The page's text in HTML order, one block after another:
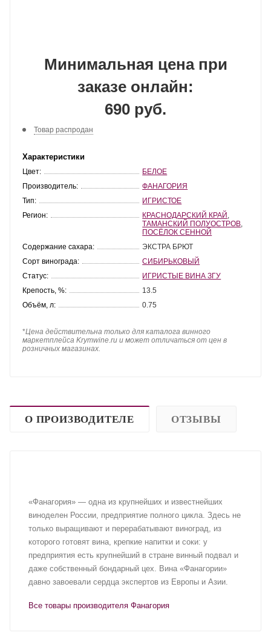
Минимальная цена при
заказе онлайн:
690 руб.
Товар распродан
Характеристики
Цвет:
БЕЛОЕ
Производитель:
ФАНАГОРИЯ
Тип:
ИГРИСТОЕ
Регион:
КРАСНОДАРСКИЙ КРАЙ
ТАМАНСКИЙ ПОЛУОСТРОВ
ПОСЁЛОК СЕННОЙ
Содержание сахара:
ЭКСТРА БРЮТ
Сорт винограда:
СИБИРЬКОВЫЙ
Статус:
ИГРИСТЫЕ ВИНА ЗГУ
Крепость, %:
13.5
Объём, л:
0.75
*Цена действительна только для каталога винного
маркетплейса Krymwine.ru и может отличаться от цен в
розничных магазинах.
О ПРОИЗВОДИТЕЛЕ ОТЗЫВЫ
«Фанагория» — одна из крупнейших и известнейших
виноделен России, предприятие полного цикла. Здесь не
только выращивают и перерабатывают виноград, из
которого готовят вина, крепкие напитки и соки: у
предприятия есть крупнейший в стране винный подвал и
даже собственный бондарный цех. Вина «Фанагории»
давно завоевали сердца экспертов из Европы и Азии.
Все товары производителя Фанагория